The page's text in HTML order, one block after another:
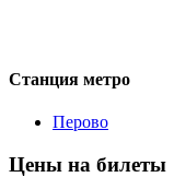
Станция метро
Перово
Цены на билеты